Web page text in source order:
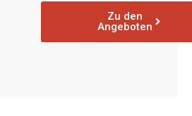
Zu den
Angeboten